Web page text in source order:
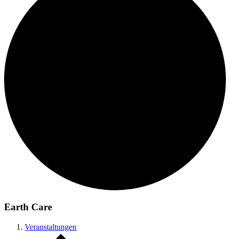
Earth Care
Veranstaltungen